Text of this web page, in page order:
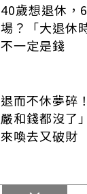
40歲想退休，
場？「大退休
不一定是錢
退而不休夢碎
嚴和錢都沒了
來喚去又破財